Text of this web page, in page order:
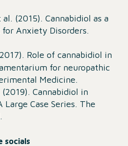
(2015). Cannabidiol as a
Anxiety Disorders.
Role of cannabidiol in
for neuropathic
Medicine.
Cannabidiol in
Case Series. The
.
socials